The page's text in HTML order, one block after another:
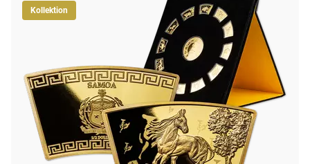
Kollektion